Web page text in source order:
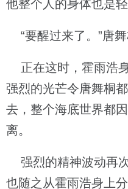
他整个人的身体也是
“要醒过来了。”唐舞
正在这时，霍雨浩
强烈的光芒令唐舞桐
去，整个海底世界都
离。
强烈的精神波动再
也随之从霍雨浩身上分